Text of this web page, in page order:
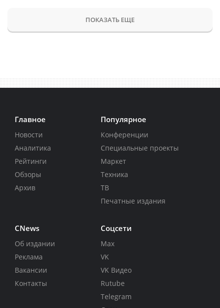
ПОКАЗАТЬ ЕЩЕ
Главное
Новости
Аналитика
Рейтинги
Обзоры
Архив
Популярное
Конференции
Специальные проекты
Маркет
Техника
ТВ
Печатные издания
CNews
Об издании
Реклама
Вакансии
Контакты
Соцсети
Max
VK
VK Видео
Rutube
Telegram